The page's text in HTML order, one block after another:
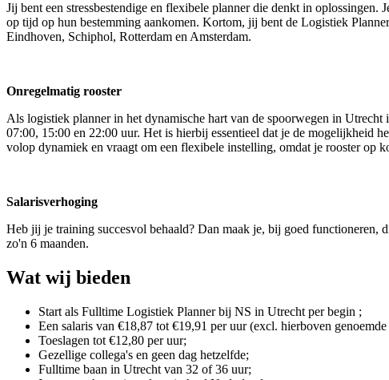
Jij bent een stressbestendige en flexibele planner die denkt in
op tijd op hun bestemming aankomen. Kortom, jij bent de Logistiek
Eindhoven, Schiphol, Rotterdam en Amsterdam.
Onregelmatig rooster
Als logistiek planner in het dynamische hart van de spoorwegen in
07:00, 15:00 en 22:00 uur. Het is hierbij essentieel dat je de mogelijkheid
volop dynamiek en vraagt om een flexibele instelling, omdat je rooster op
Salarisverhoging
Heb jij je training succesvol behaald? Dan maak je, bij goed functioneren,
zo'n 6 maanden.
Wat wij bieden
Start als Fulltime Logistiek Planner bij NS in Utrecht per begin ;
Een salaris van €18,87 tot €19,91 per uur (excl. hierboven
Toeslagen tot €12,80 per uur;
Gezellige collega's en geen dag hetzelfde;
Fulltime baan in Utrecht van 32 of 36 uur;